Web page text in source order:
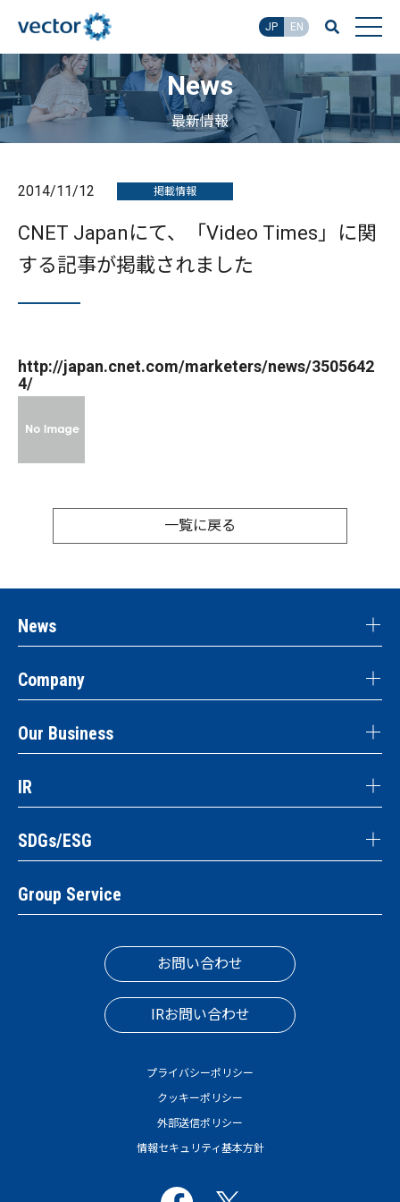
JP EN
News
最新情報
2014/11/12 掲載情報
CNET Japanにて、「Video Times」に関
する記事が掲載されました
http://japan.cnet.com/marketers/news/3505642
4/
一覧に戻る
News
Company
Our Business
IR
SDGs/ESG
Group Service
お問い合わせ
IRお問い合わせ
プライバシーポリシー
クッキーポリシー
外部送信ポリシー
情報セキュリティ基本方針